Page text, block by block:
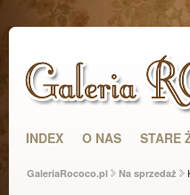
INDEX O NAS STARE
GaleriaRococo.pl Na sprzedaż